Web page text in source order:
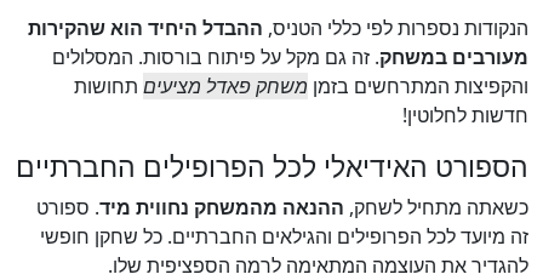
הנקודות נספרות לפי כללי הטניס, ההבדל היחיד הוא שהקירות
מעורבים במשחק. זה גם מקל על פיתוח בורסות. המסלולים
והקפיצות המתרחשים בזמן משחק פאדל מציעים תחושות
חדשות לחלוטין!
הספורט האידיאלי לכל הפרופילים החברתיים
כשאתה מתחיל לשחק, ההנאה מהמשחק נחווית מיד. ספורט
זה מיועד לכל הפרופילים והגילאים החברתיים. כל שחקן חופשי
להגדיר את העוצמה המתאימה לרמה הספציפית שלו.